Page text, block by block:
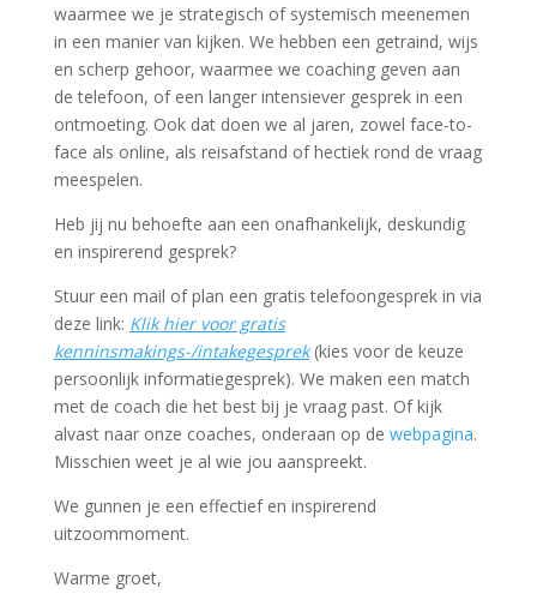
waarmee we je strategisch of systemisch meenemen
in een manier van kijken. We hebben een getraind, wijs
en scherp gehoor, waarmee we coaching geven aan
de telefoon, of een langer intensiever gesprek in een
ontmoeting. Ook dat doen we al jaren, zowel face-to-
face als online, als reisafstand of hectiek rond de vraag
meespelen.
Heb jij nu behoefte aan een onafhankelijk, deskundig
en inspirerend gesprek?
Stuur een mail of plan een gratis telefoongesprek in via
deze link: Klik hier voor gratis
kenninsmakings-/intakegesprek(kies voor de keuze
persoonlijk informatiegesprek). We maken een match
met de coach die het best bij je vraag past. Of kijk
alvast naar onze coaches, onderaan op de webpagina.
Misschien weet je al wie jou aanspreekt.
We gunnen je een effectief en inspirerend
uitzoommoment.
Warme groet,